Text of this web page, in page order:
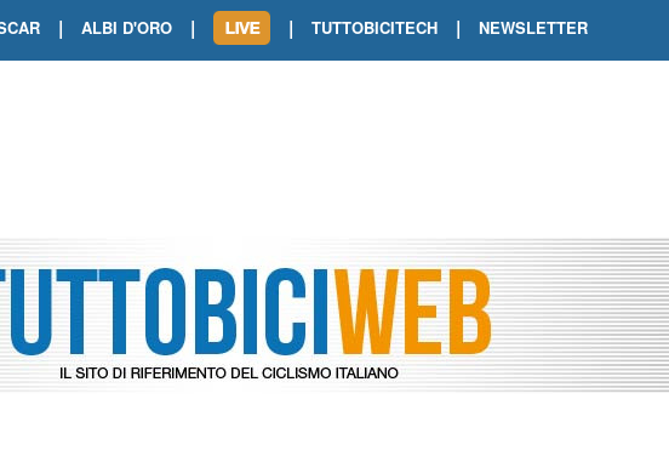
| ALBI D'ORO |
TOUR DE FRANCE. ORCIERES-MERLETTE INCORONA
TOUR DE FRANCE. A VOIRON TRIONFO DI PHILIPSEN SU
| TUTTOBICITECH | NEWSLETTER